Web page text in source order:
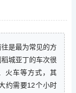
是最为常见的方
城亚丁的车次很
火车等方式，其
约需要12个小时